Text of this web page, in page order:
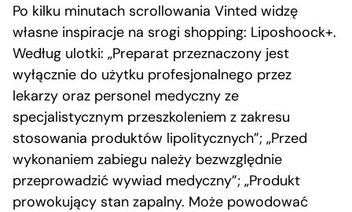
Po kilku minutach scrollowania Vinted widzę
własne inspiracje na srogi shopping: Liposhoock+.
Według ulotki: „Preparat przeznaczony jest
wyłącznie do użytku profesjonalnego przez
lekarzy oraz personel medyczny ze
specjalistycznym przeszkoleniem z zakresu
stosowania produktów lipolitycznych”; „Przed
wykonaniem zabiegu należy bezwzględnie
przeprowadzić wywiad medyczny”; „Produkt
prowokujący stan zapalny. Może powodować